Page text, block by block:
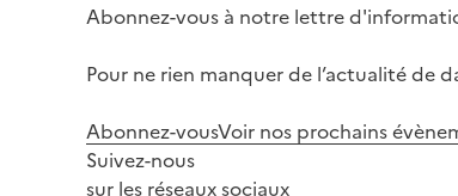
Abonnez-vous à notre lettre
Pour ne rien manquer de l’actualité de
Abonnez-vousVoir nos prochains
Suivez-nous
sur les réseaux sociaux